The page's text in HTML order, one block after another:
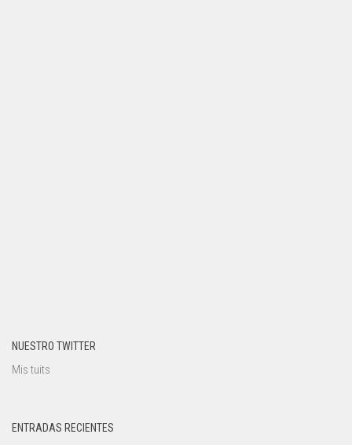
NUESTRO TWITTER
Mis tuits
ENTRADAS RECIENTES